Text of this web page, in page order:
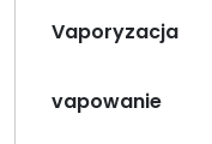
Vaporyzacja
vapowanie